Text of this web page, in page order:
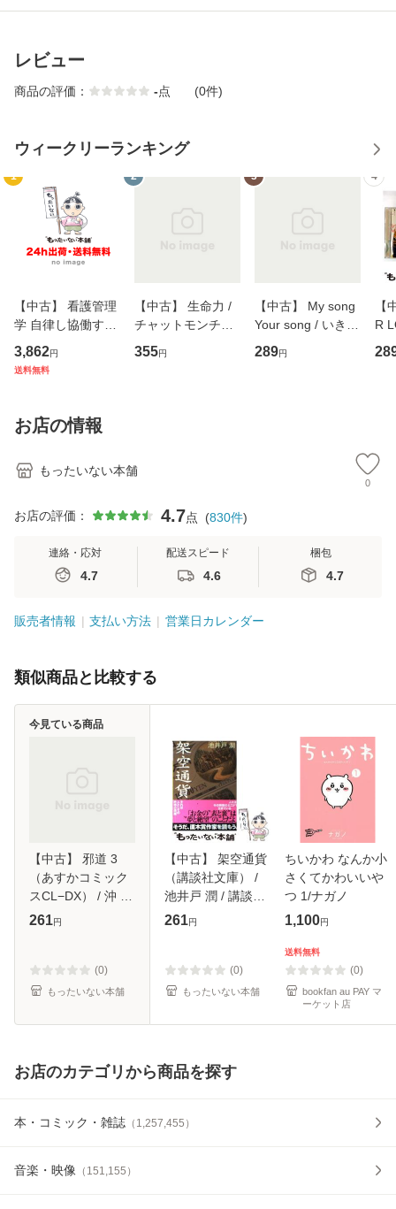
レビュー
商品の評価： -点 (0件)
ウィークリーランキング
1
【中古】 看護管理
学 自律し協働する
専門職の看護マネ
ジメントスキル 改
恵 藤本幸三 / 南江
堂 [単行
3,862円
送料無料
2
【中古】 生命力 /
チャットモンチー /
キューンレコード
[CD]【メール便送
355円
3
【中古】 My song
Your song / いきも
のがかり / [CD]
【メール便送料無
289円
4
【
R
産
お店の情報
もったいない本舗
0
お店の評価： 4.7点 (830件)
連絡・応対
4.7
配送スピード
4.6
梱包
4.7
販売者情報 支払い方法 営業日カレンダー
類似商品と比較する
【中古】 邪道 3
（あすかコミック
スCL−DX） / 沖 麻
実也 / 角川書店 [コ
261円
(0)
もったいない本舗
今見ている商品
【中古】 架空通貨
（講談社文庫） /
池井戸 潤 / 講談社
[文庫]【メール便送
261円
(0)
もったいない本舗
ちいかわ なんか小
さくてかわいいや
つ 1/ナガノ
1,100円
送料無料
(0)
bookfan au PAY マ
ーケット店
お店のカテゴリから商品を探す
本・コミック・雑誌 （ 1,257,455 ）
音楽・映像 （ 151,155 ）